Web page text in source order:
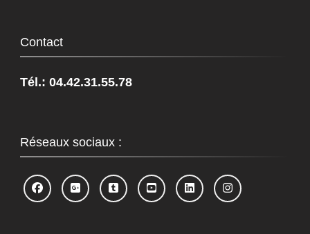
Contact
Tél.: 04.42.31.55.78
Réseaux sociaux :